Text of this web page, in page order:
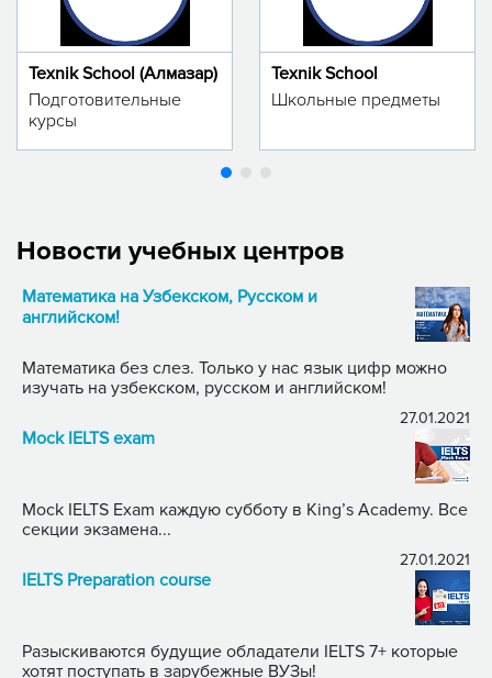
Texnik School (Алмазар)
Подготовительные
курсы
Texnik School
Школьные предметы
Новости учебных центров
Математика на Узбекском, Русском и
английском!
Математика без слез. Только у нас язык цифр можно
изучать на узбекском, русском и английском!
27.01.2021
Mock IELTS exam
Mock IELTS Exam каждую субботу в King’s Academy. Все
секции экзамена...
27.01.2021
IELTS Preparation course
Разыскиваются будущие обладатели IELTS 7+ которые
хотят поступать в зарубежные ВУЗы!